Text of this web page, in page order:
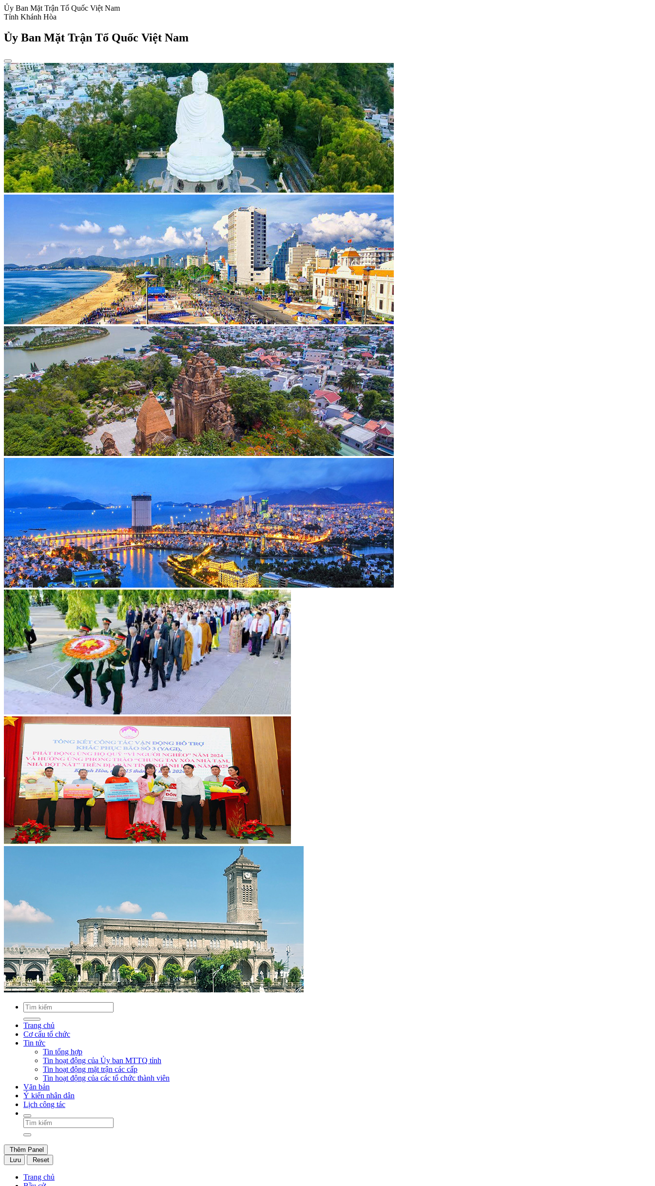
Ủy Ban Mặt Trận Tổ Quốc Việt Nam
Tỉnh Khánh Hòa
Ủy Ban Mặt Trận Tổ Quốc Việt Nam
Trang chủ
Cơ cấu tổ chức
Tin tức
Tin tổng hợp
Tin hoạt động của Ủy ban MTTQ tỉnh
Tin hoạt động mặt trận các cấp
Tin hoạt động của các tổ chức thành viên
Văn bản
Ý kiến nhân dân
Lịch công tác
Thêm Panel
Lưu
Reset
Trang chủ